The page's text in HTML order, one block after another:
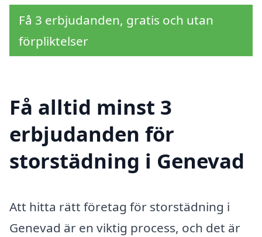
Få 3 erbjudanden, gratis och utan
förpliktelser
Få alltid minst 3
erbjudanden för
storstädning i Genevad
Att hitta rätt företag för storstädning i
Genevad är en viktig process, och det är